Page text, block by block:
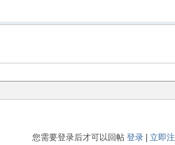
您需要登录后才可以回帖 登录| 立即